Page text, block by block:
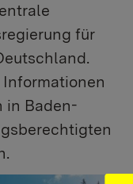
für
in Baden-